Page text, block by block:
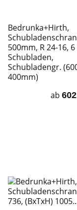
Bedrunka+Hirth,
500mm, R 24-16, 6
Schubladen,
Schubladengr.
400mm)
ab